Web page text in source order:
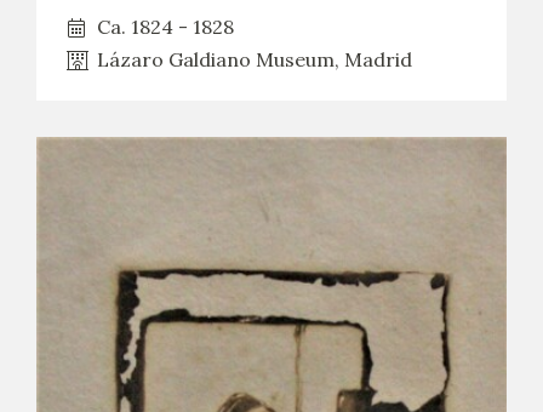
Ca. 1824 - 1828
Lázaro Galdiano Museum, Madrid